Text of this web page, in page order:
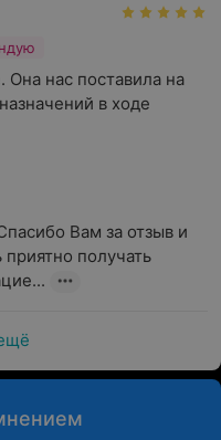
нас поставила на
в ходе
Вам за отзыв и
получать